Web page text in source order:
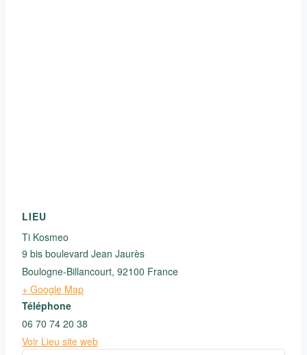
LIEU
Ti Kosmeo
9 bis boulevard Jean Jaurès
Boulogne-Billancourt, 92100 France
+ Google Map
Téléphone
06 70 74 20 38
Voir Lieu site web